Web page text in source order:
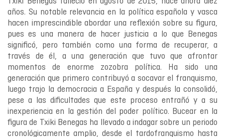
años. Su notable relevancia en la política española y vasca
hacen imprescindible abordar una reflexión sobre su figura,
pues es una manera de hacer justicia a lo que Benegas
significó, pero también como una forma de recuperar, a
través de él, a una generación que tuvo que afrontar
momentos de enorme zozobra política. Ha sido una
generación que primero contribuyó a socavar el franquismo,
luego trajo la democracia a España y después la consolidó,
pese a las dificultades que este proceso entrañó y a su
inexperiencia en la gestión del poder político. Bucear en la
figura de Txiki Benegas ha llevado a indagar sobre un periodo
cronológicamente amplio, desde el tardofranquismo hasta